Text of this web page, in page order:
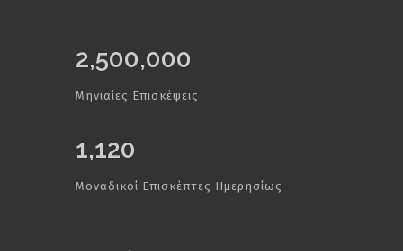
2,500,000
Μηνιαίες Επισκέψεις
1,120
Μοναδικοί Επισκέπτες Ημερησίως